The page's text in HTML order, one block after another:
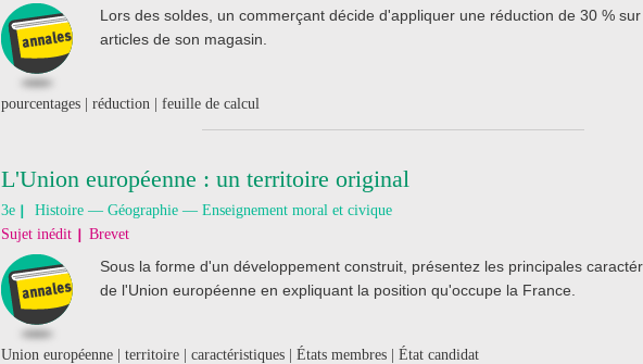
Lors des soldes, un commerçant décide d'appliquer une réduction de 30 %
articles de son magasin.
pourcentages | réduction | feuille de calcul
L'Union européenne : un territoire original
3e
Histoire — Géographie — Enseignement moral et civique
Sujet inédit Brevet
Sous la forme d'un développement construit, présentez les principales
de l'Union européenne en expliquant la position qu'occupe la France.
Union européenne | territoire | caractéristiques | États membres | État candidat